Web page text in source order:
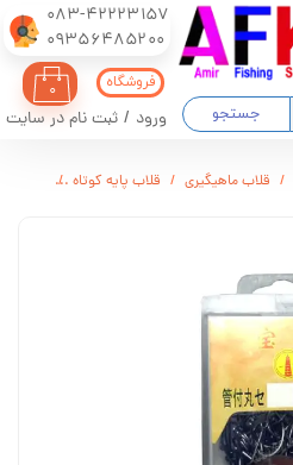
083-42223157
​​​​​​​09356485200
جستجو
۰
ورود / ثبت نام در سایت
فروشگاه
قلاب ماهیگیری قلاب پایه کوتاه